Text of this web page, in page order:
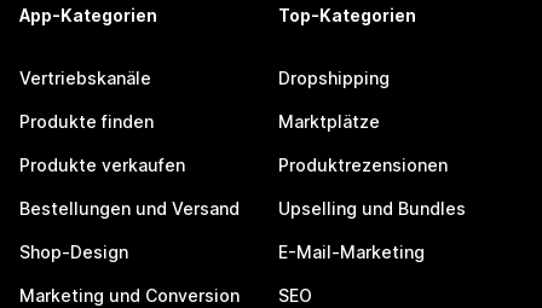
App-Kategorien
Vertriebskanäle
Produkte finden
Produkte verkaufen
Bestellungen und Versand
Shop-Design
Marketing und Conversion
Top-Kategorien
Dropshipping
Marktplätze
Produktrezensionen
Upselling und Bundles
E-Mail-Marketing
SEO